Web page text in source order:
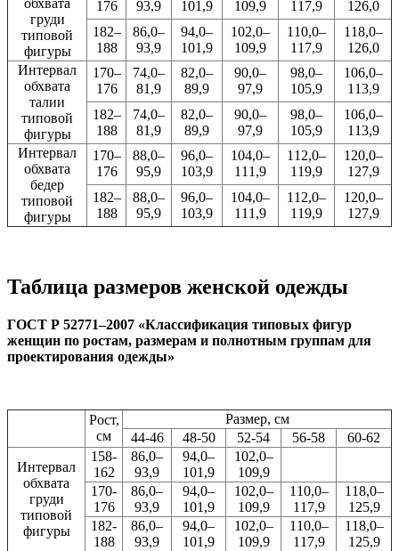
обхвата
груди
типовой
фигуры
176 93,9 101,9 109,9 117,9
126,0
182–
188
86,0–
93,9
94,0–
101,9
102,0–
109,9
110,0–
117,9
118,0–
126,0
Интервал
обхвата
талии
типовой
фигуры
170–
176
74,0–
81,9
82,0–
89,9
90,0–
97,9
98,0–
105,9
106,0–
113,9
182–
188
74,0–
81,9
82,0–
89,9
90,0–
97,9
98,0–
105,9
106,0–
113,9
Интервал
обхвата
бедер
типовой
фигуры
170–
176
88,0–
95,9
96,0–
103,9
104,0–
111,9
112,0–
119,9
120,0–
127,9
182–
188
88,0–
95,9
96,0–
103,9
104,0–
111,9
112,0–
119,9
120,0–
127,9
Таблица размеров женской одежды
ГОСТ Р 52771–2007 «Классификация типовых фигур
женщин по ростам, размерам и полнотным группам для
проектирования одежды»
Рост,
см
Размер, см
44-46
48-50 52-54 56-58
60-62
Интервал
обхвата
груди
типовой
фигуры
158-
162
86,0–
93,9
94,0–
101,9
102,0–
109,9
170-
176
86,0–
93,9
94,0–
101,9
102,0–
109,9
110,0–
117,9
118,0–
125,9
182-
188
86,0–
93,9
94,0–
101,9
102,0–
109,9
110,0–
117,9
118,0–
125,9